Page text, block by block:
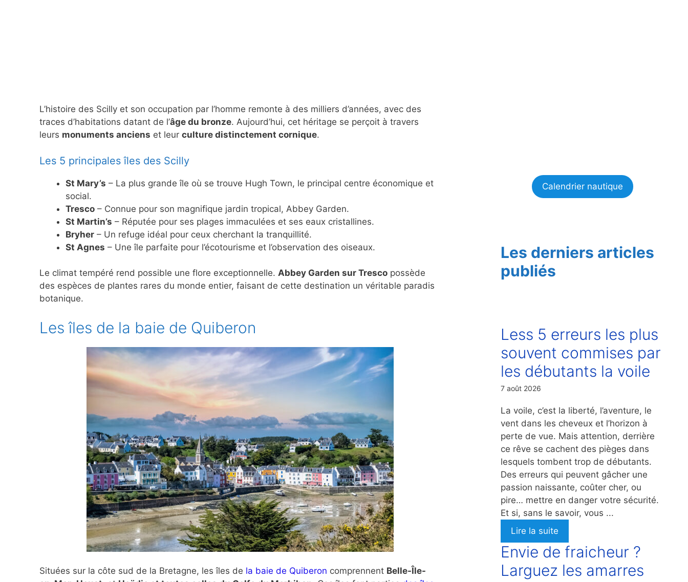
L’histoire des Scilly et son occupation par l’homme remonte à des milliers d’années, avec des
traces d’habitations datant de l’âge du bronze. Aujourd’hui, cet héritage se perçoit à travers
leurs monuments anciens et leur culture distinctement cornique.
Les 5 principales îles des Scilly
St Mary’s – La plus grande île où se trouve Hugh Town, le principal centre économique et
social.
Tresco – Connue pour son magnifique jardin tropical, Abbey Garden.
St Martin’s – Réputée pour ses plages immaculées et ses eaux cristallines.
Bryher – Un refuge idéal pour ceux cherchant la tranquillité.
St Agnes – Une île parfaite pour l’écotourisme et l’observation des oiseaux.
Le climat tempéré rend possible une flore exceptionnelle. Abbey Garden sur Tresco possède
des espèces de plantes rares du monde entier, faisant de cette destination un véritable paradis
botanique.
Les îles de la baie de Quiberon
Situées sur la côte sud de la Bretagne, les îles de la baie de Quiberon comprennent Belle-Île-
Calendrier nautique
Les derniers articles
publiés
Less 5 erreurs les plus
souvent commises par
les débutants la voile
7 août 2026
La voile, c’est la liberté, l’aventure, le
vent dans les cheveux et l’horizon à
perte de vue. Mais attention, derrière
ce rêve se cachent des pièges dans
lesquels tombent trop de débutants.
Des erreurs qui peuvent gâcher une
passion naissante, coûter cher, ou
pire… mettre en danger votre sécurité.
Et si, sans le savoir, vous ...
Lire la suite
Envie de fraicheur ?
Larguez les amarres